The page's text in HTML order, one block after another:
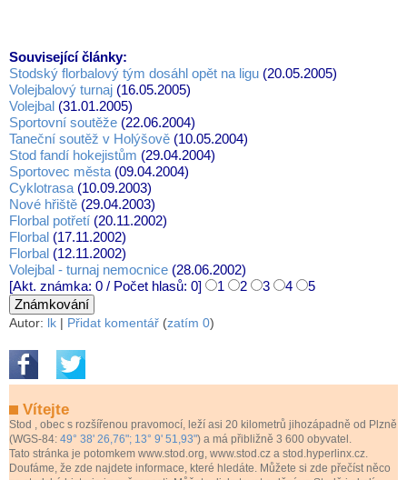
Související články:
Stodský florbalový tým dosáhl opět na ligu (20.05.2005)
Volejbalový turnaj (16.05.2005)
Volejbal (31.01.2005)
Sportovní soutěže (22.06.2004)
Taneční soutěž v Holýšově (10.05.2004)
Stod fandí hokejistům (29.04.2004)
Sportovec města (09.04.2004)
Cyklotrasa (10.09.2003)
Nové hřiště (29.04.2003)
Florbal potřetí (20.11.2002)
Florbal (17.11.2002)
Florbal (12.11.2002)
Volejbal - turnaj nemocnice (28.06.2002)
[Akt. známka: 0 / Počet hlasů: 0]
1 2 3 4 5
Autor: lk | Přidat komentář (zatím 0)
Vítejte
Stod , obec s rozšířenou pravomocí, leží asi 20 kilometrů jihozápadně od Plzně
(WGS-84: 49° 38' 26,76"; 13° 9' 51,93") a má přibližně 3 600 obyvatel.
Tato stránka je potomkem www.stod.org, www.stod.cz a stod.hyperlinx.cz.
Doufáme, že zde najdete informace, které hledáte. Můžete si zde přečíst něco